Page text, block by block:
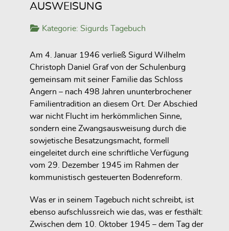
AUSWEISUNG
Kategorie: Sigurds Tagebuch
Am 4. Januar 1946 verließ Sigurd Wilhelm
Christoph Daniel Graf von der Schulenburg
gemeinsam mit seiner Familie das Schloss
Angern – nach 498 Jahren ununterbrochener
Familientradition an diesem Ort. Der Abschied
war nicht Flucht im herkömmlichen Sinne,
sondern eine Zwangsausweisung durch die
sowjetische Besatzungsmacht, formell
eingeleitet durch eine schriftliche Verfügung
vom 29. Dezember 1945 im Rahmen der
kommunistisch gesteuerten Bodenreform.
Was er in seinem Tagebuch nicht schreibt, ist
ebenso aufschlussreich wie das, was er festhält:
Zwischen dem 10. Oktober 1945 – dem Tag der